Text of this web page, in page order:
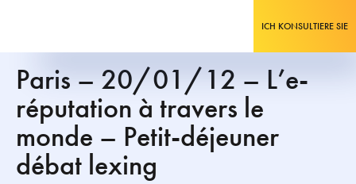
ICH KONSULTIERE SIE
Paris – 20/01/12 – L’e-
réputation à travers le
monde – Petit-déjeuner
débat lexing